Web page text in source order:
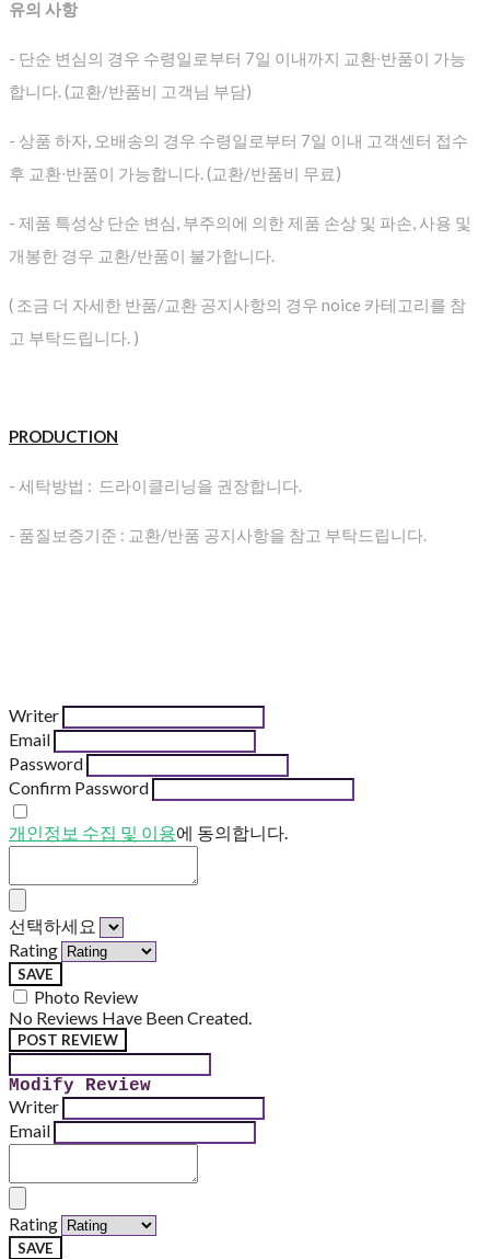
유의 사항
- 단순 변심의 경우 수령일로부터 7일 이내까지 교환∙반품이 가능
합니다. (교환/반품비 고객님 부담)
- 상품 하자, 오배송의 경우 수령일로부터 7일 이내 고객센터 접수
후 교환∙반품이 가능합니다. (교환/반품비 무료)
- 제품 특성상 단순 변심, 부주의에 의한 제품 손상 및 파손, 사용 및
개봉한 경우 교환/반품이 불가합니다.
( 조금 더 자세한 반품/교환 공지사항의 경우 noice 카테고리를 참
고 부탁드립니다. )
PRODUCTION
- 세탁방법 : 드라이클리닝을 권장합니다.
- 품질보증기준 : 교환/반품 공지사항을 참고 부탁드립니다.
Writer
Email
Password
Confirm Password
개인정보 수집 및 이용에 동의합니다.
선택하세요
Rating
SAVE
Photo Review
No Reviews Have Been Created.
POST REVIEW
Modify Review
Writer
Email
Rating
SAVE